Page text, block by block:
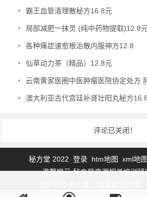
• 霸王血管清理散秘方16.8元
• 局部减肥一抹灵 (纯中药物提取)12.8
• 各种痛症速愈根治散内服神方12.8
• 仙草动力茶（精品）12.8元
• 云南黄家医圈中医肿瘤医院协定处方
• 澳大利亚古代宫廷补肾壮阳丸秘方
评论已关闭！
秘方堂 2022 登录 htm地图 xml地图
温馨提示:秘方是来源相关培训